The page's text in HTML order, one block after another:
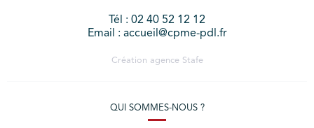
Tél : 02 40 52 12 12
Email : accueil@cpme-pdl.fr
Création agence Stafe
QUI SOMMES-NOUS ?